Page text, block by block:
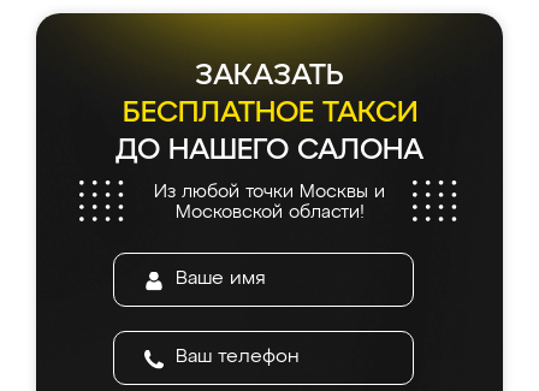
ЗАКАЗАТЬ
БЕСПЛАТНОЕ ТАКСИ
ДО НАШЕГО САЛОНА
Из любой точки Москвы и
Московской области!